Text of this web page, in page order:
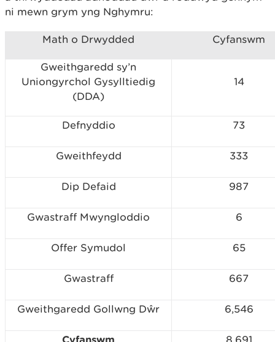
ni mewn grym yng Nghymru:
Math o Drwydded Cyfanswm
Gweithgaredd sy’n
Uniongyrchol Gysylltiedig
(DDA)
14
Defnyddio 73
Gweithfeydd 333
Dip Defaid 987
Gwastraff Mwyngloddio 6
Offer Symudol 65
Gwastraff 667
Gweithgaredd Gollwng Dŵr 6,546
Cyfanswm 8,691